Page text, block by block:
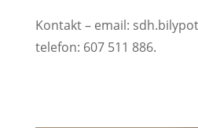
Kontakt – email:
telefon: 607 511 886.